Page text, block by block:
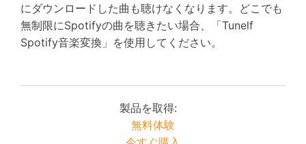
にダウンロードした曲も聴けなくなります。どこでも
無制限にSpotifyの曲を聴きたい場合、「Tunelf
Spotify音楽変換」を使用してください。
製品を取得:
無料体験